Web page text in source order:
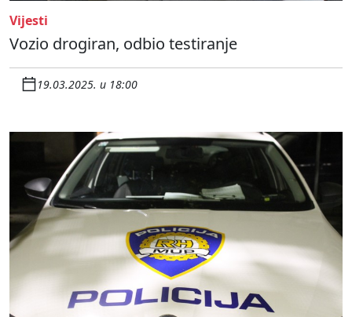
Vijesti
Vozio drogiran, odbio testiranje
19.03.2025. u 18:00